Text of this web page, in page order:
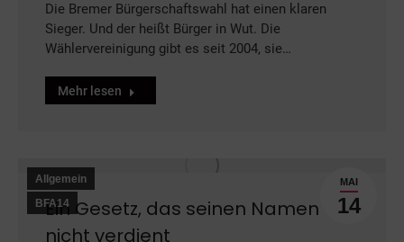
Die Bremer Bürgerschaftswahl hat einen klaren
Sieger. Und der heißt Bürger in Wut. Die
Wählervereinigung gibt es seit 2004, sie…
Mehr lesen
MAI
14
Allgemein
BFA14
Ein Gesetz, das seinen Namen
nicht verdient